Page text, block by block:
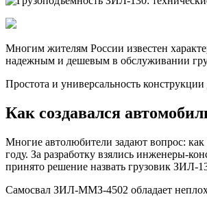
Многим жителям России известен
надежным и дешевым в обслуживании
Простота и универсальность
Как создавался
Многие автолюбители задают вопрос:
году. За разработку взялись инженеры-
принято решение назвать грузовик ЗИЛ-
Самосвал ЗИЛ-ММЗ-4502 обладает